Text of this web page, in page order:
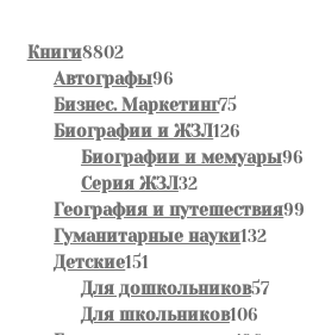
Книги88028802
товара
Автографы96
товаров
Бизнес. Маркетинг7575
товаров
Биографии и ЖЗЛ126
товаров
Биографии и мемуары9696
Серия ЖЗЛ3232
товара
География и путешествия99
Гуманитарные науки132132
Детские151
товар
Для дошкольников5757
Для школьников106106